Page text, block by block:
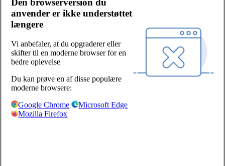
Den browserversion du
anvender er ikke understøttet
længere
Vi anbefaler, at du opgraderer eller
skifter til en moderne browser for en
bedre oplevelse
Du kan prøve en af disse populære
moderne browsere:
Google Chrome
Microsoft Edge
Mozilla Firefox
Presserum
Whistleblowerordning
LinkedIn
Sjælland/Fyn:
Centervej 1
4180 Sorø
+45 57 87 04 00
salg-soro@hoka.dk